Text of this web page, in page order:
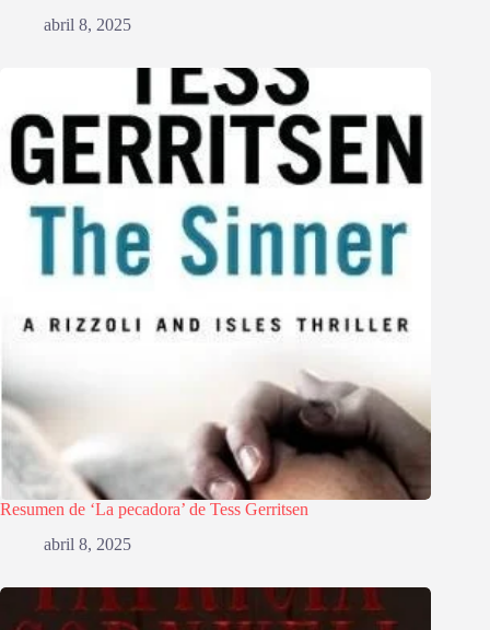
abril 8, 2025
Resumen de ‘La pecadora’ de Tess Gerritsen
abril 8, 2025